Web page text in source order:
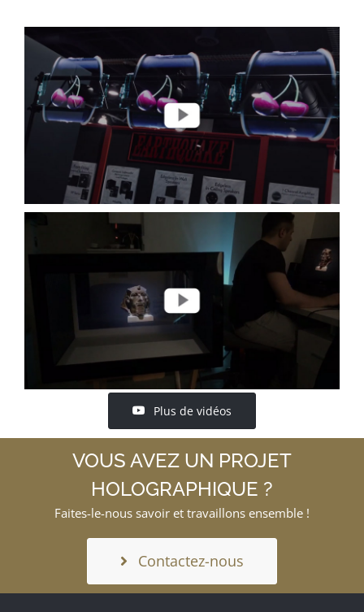
Plus de vidéos
VOUS AVEZ UN PROJET
HOLOGRAPHIQUE ?
Faites-le-nous savoir et travaillons ensemble !
Contactez-nous